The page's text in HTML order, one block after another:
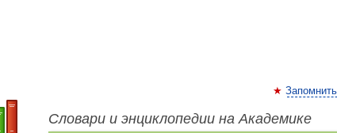
Словари и энциклопедии на Академике